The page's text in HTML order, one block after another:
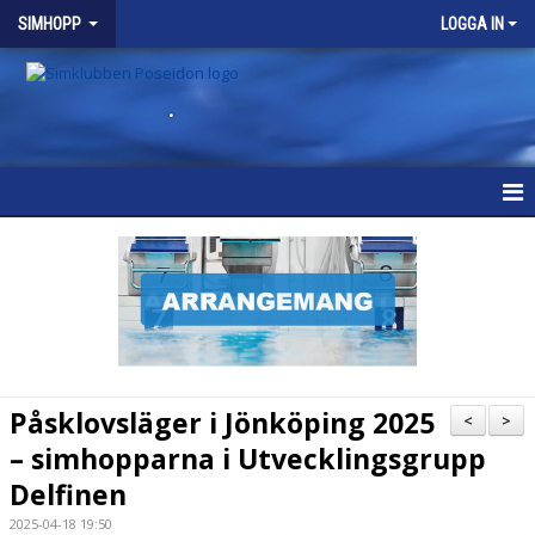
SIMHOPP LOGGA IN
.
VÅRA GRUPPER
KALENDER
BRA ATT VETA
>
<
Påsklovsläger i Jönköping 2025
– simhopparna i Utvecklingsgrupp
Delfinen
2025-04-18 19:50